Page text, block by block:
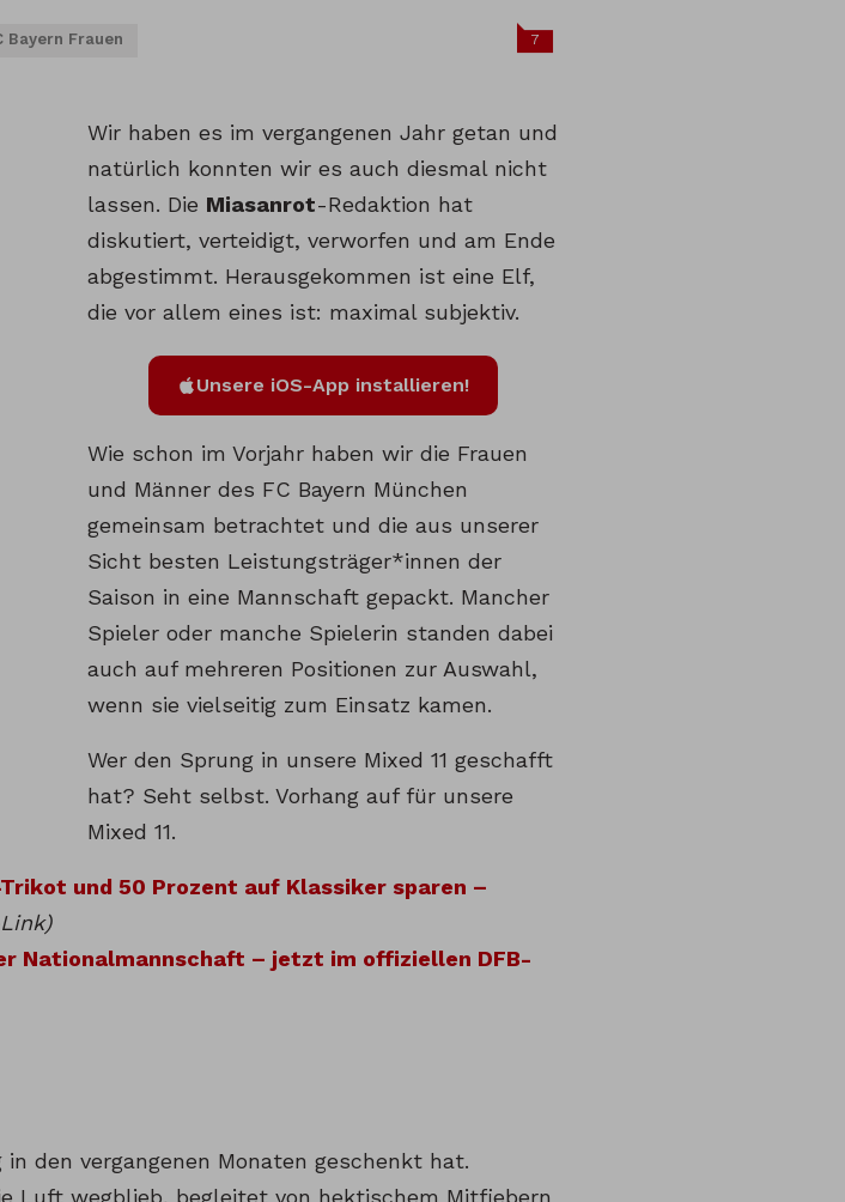
Bayern Frauen 7
Wir haben es im vergangenen Jahr getan und
natürlich konnten wir es auch diesmal nicht
lassen. Die Miasanrot-Redaktion hat
diskutiert, verteidigt, verworfen und am Ende
abgestimmt. Herausgekommen ist eine Elf,
die vor allem eines ist: maximal subjektiv.
Unsere iOS-App installieren!
Wie schon im Vorjahr haben wir die Frauen
und Männer des FC Bayern München
gemeinsam betrachtet und die aus unserer
Sicht besten Leistungsträger*innen der
Saison in eine Mannschaft gepackt. Mancher
Spieler oder manche Spielerin standen dabei
auch auf mehreren Positionen zur Auswahl,
wenn sie vielseitig zum Einsatz kamen.
Wer den Sprung in unsere Mixed 11 geschafft
hat? Seht selbst. Vorhang auf für unsere
Mixed 11.
und 50 Prozent auf Klassiker sparen –
Nationalmannschaft – jetzt im offiziellen DFB-
den vergangenen Monaten geschenkt hat.